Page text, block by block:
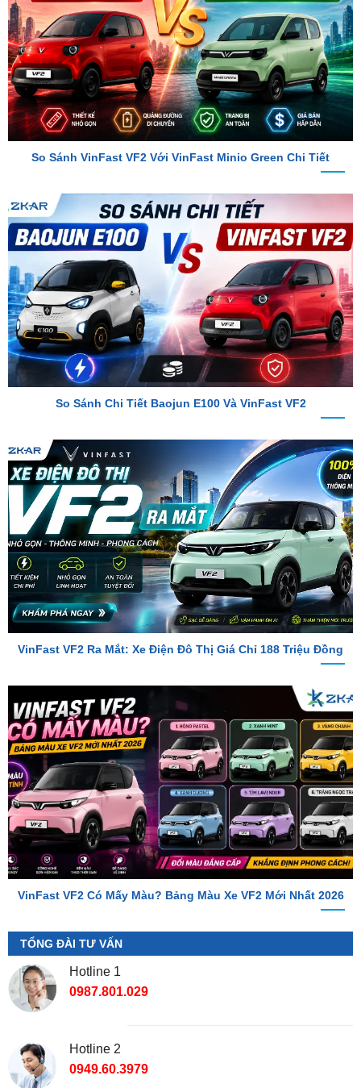
So Sánh VinFast VF2 Với VinFast Minio Green Chi Tiết
So Sánh Chi Tiết Baojun E100 Và VinFast VF2
VinFast VF2 Ra Mắt: Xe Điện Đô Thị Giá Chỉ 188 Triệu Đồng
VinFast VF2 Có Mấy Màu? Bảng Màu Xe VF2 Mới Nhất 2026
TỔNG ĐÀI TƯ VẤN
Hotline 1
0987.801.029
Địa Chỉ Shop